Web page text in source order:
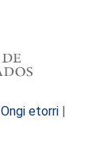
Ongi etorri |